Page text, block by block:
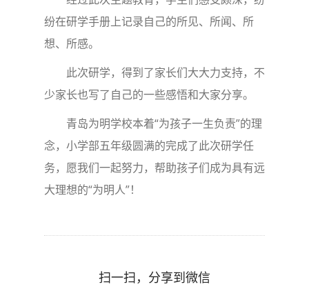
纷在研学手册上记录自己的所见、所闻、所
想、所感。
此次研学，得到了家长们大大力支持，不
少家长也写了自己的一些感悟和大家分享。
青岛为明学校本着“为孩子一生负责”的理
念，小学部五年级圆满的完成了此次研学任
务，愿我们一起努力，帮助孩子们成为具有远
大理想的“为明人”！
扫一扫，分享到微信